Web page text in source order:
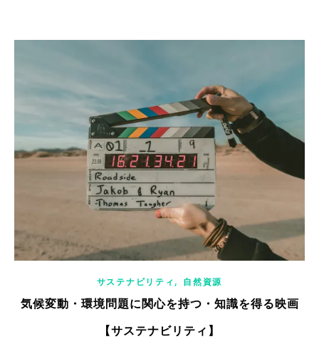
サステナビリティ , 自然資源
気候変動・環境問題に関心を持つ・知識を得る映画
【サステナビリティ】